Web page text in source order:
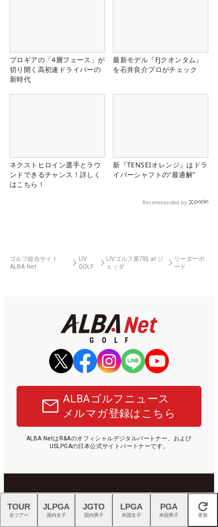
プロギアの「4層フェース」が
切り開く高初速ドライバーの
新時代
最新モデル『FJクオンタム』
を石井良介プロがチェック
ネクストヒロイン選手とラウ
ンドできるチャンス！詳しく
はこちら！
新『TENSEIオレンジ』はドラ
イバーシャフトの“最適解”
Recommended by
ゴルフ総合サイト
ALBA Net
LIV
GOLF
LIVゴルフ第7戦 at ジ
ェッダ
リーダーボ
ード
ALBAゴルフニュース
メルマガ登録はこちら
ALBA NetはR&Aのオフィシャルデジタルパートナー、および
USLPGAの日本公式サイトパートナーです。
閉じる
TOUR
全ツアー
JLPGA
国内女子
JGTO
国内男子
LPGA
米国女子
PGA
米国男子 更新